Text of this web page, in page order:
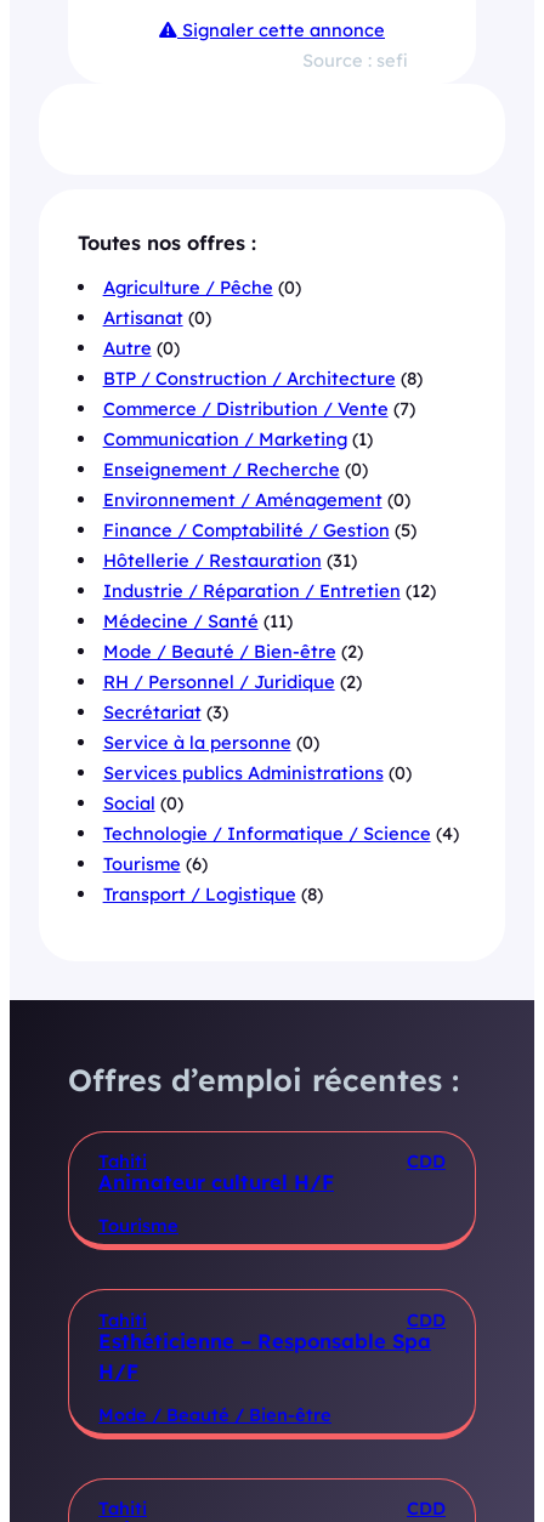
Signaler cette annonce
Source : sefi
Toutes nos offres :
Agriculture / Pêche (0)
Artisanat(0)
Autre (0)
BTP / Construction / Architecture (8)
Commerce / Distribution / Vente (7)
Communication / Marketing(1)
Enseignement / Recherche (0)
Environnement / Aménagement(0)
Finance / Comptabilité / Gestion (5)
Hôtellerie / Restauration (31)
Industrie / Réparation / Entretien (12)
Médecine / Santé (11)
Mode / Beauté / Bien-être (2)
RH / Personnel / Juridique (2)
Secrétariat(3)
Service à la personne (0)
Services publics Administrations(0)
Social (0)
Technologie / Informatique / Science (4)
Tourisme (6)
Transport / Logistique (8)
Offres d’emploi récentes :
Tahiti CDD
Animateur culturel H/F
Tourisme
Tahiti CDD
Esthéticienne – Responsable Spa
H/F
Mode / Beauté / Bien-être
Tahiti CDD